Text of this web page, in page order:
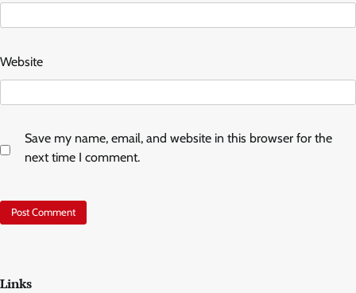
Website
Save my name, email, and website in this browser for the
next time I comment.
Links